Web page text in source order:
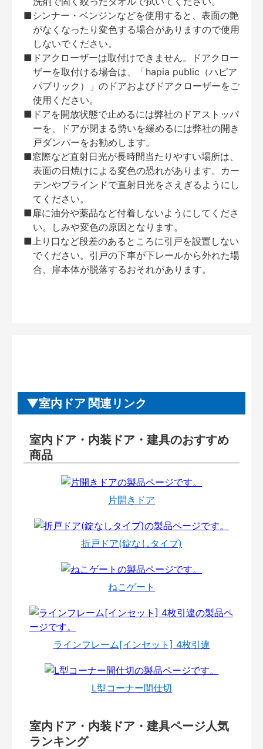
■シンナー・ベンジンなどを使用すると、表面の艶
がなくなったり変色する場合がありますので使用
しないでください。
■ドアクローザーは取付けできません。ドアクロー
ザーを取付ける場合は、「hapia public（ハピア
パブリック）」のドアおよびドアクローザーをご
使用ください。
■ドアを開放状態で止めるには弊社のドアストッパ
ーを、ドアが閉まる勢いを緩めるには弊社の開き
戸ダンパーをお勧めします。
■窓際など直射日光が長時間当たりやすい場所は、
表面の日焼けによる変色の恐れがあります。カー
テンやブラインドで直射日光をさえぎるようにし
てください。
■扉に油分や薬品など付着しないようにしてくださ
い。しみや変色の原因となります。
■上り口など段差のあるところに引戸を設置しない
でください。引戸の下車が下レールから外れた場
合、扉本体が脱落するおそれがあります。
室内ドア 関連リンク
室内ドア・内装ドア・建具のおすすめ
商品
片開きドア
折戸ドア(錠なしタイプ)
ねこゲート
ラインフレーム[インセット] 4枚引違
L型コーナー間仕切
室内ドア・内装ドア・建具ページ人気
ランキング